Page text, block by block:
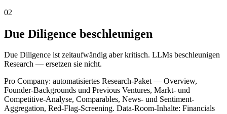
02
Due Diligence beschleunigen
Due Diligence ist zeitaufwändig aber kritisch. LLMs beschleunigen
Research — ersetzen sie nicht.
Pro Company: automatisiertes Research-Paket — Overview,
Founder-Backgrounds und Previous Ventures, Markt- und
Competitive-Analyse, Comparables, News- und Sentiment-
Aggregation, Red-Flag-Screening. Data-Room-Inhalte: Financials